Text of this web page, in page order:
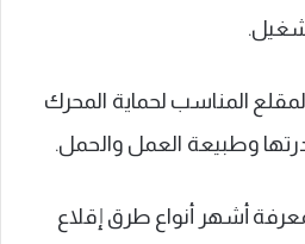
المناسب لحماية المحرك
وطبيعة العمل والحمل.
أشهر أنواع طرق إقلاع